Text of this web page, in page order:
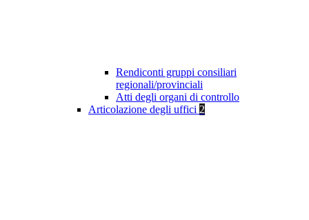
Rendiconti gruppi consiliari
regionali/provinciali
Atti degli organi di controllo
Articolazione degli uffici 2